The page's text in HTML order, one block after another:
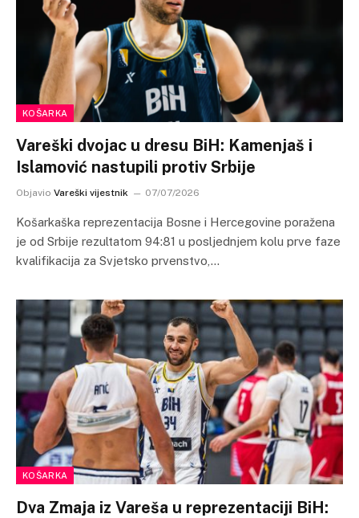
KOŠARKA
Vareški dvojac u dresu BiH: Kamenjaš i
Islamović nastupili protiv Srbije
Objavio Vareški vijestnik 07/07/2026
Košarkaška reprezentacija Bosne i Hercegovine poražena
je od Srbije rezultatom 94:81 u posljednjem kolu prve faze
kvalifikacija za Svjetsko prvenstvo,…
KOŠARKA
Dva Zmaja iz Vareša u reprezentaciji BiH: